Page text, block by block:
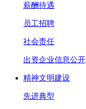
薪酬待遇
员工招聘
社会责任
出资企业信息公开
精神文明建设
先进典型